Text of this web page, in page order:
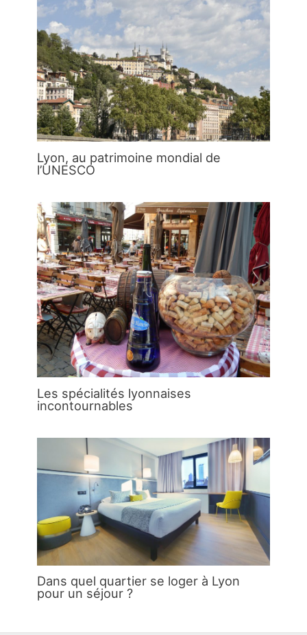
Lyon, au patrimoine mondial de
l’UNESCO
Les spécialités lyonnaises
incontournables
Dans quel quartier se loger à Lyon
pour un séjour ?